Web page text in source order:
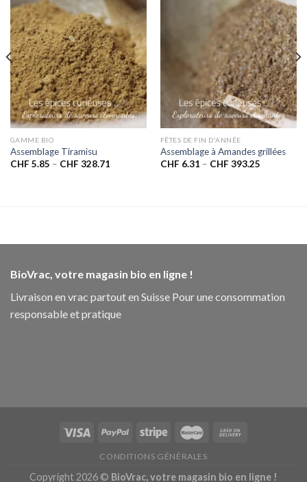
à la liste
de
souhaits
GAMME BIO
Assemblage Tiramisu
CHF 5.85 – CHF 328.71
à la liste
de
souhaits
FÊTES DE FIN D'ANNÉE
Assemblage à Amandes grillées
CHF 6.31 – CHF 393.25
BioVrac, votre magasin bio en ligne !
Livraison en vrac partout en Suisse Pour une consommation
responsable et pratique
CONDITIONS GÉNÉRALES
Copyright 2026 © BioVrac, votre magasin bio en ligne !